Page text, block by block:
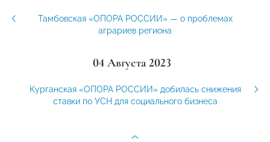
Тамбовская «ОПОРА РОССИИ» — о проблемах
аграриев региона
04 Августа 2023
Курганская «ОПОРА РОССИИ» добилась снижения
ставки по УСН для социального бизнеса